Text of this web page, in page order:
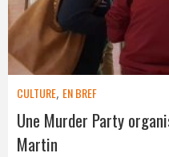
CULTURE, EN BREF
Une Murder Party
Martin